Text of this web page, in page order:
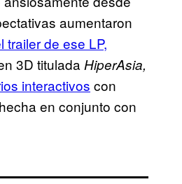
aumentaron
trailer de ese LP,
3D titulada HiperAsia,
interactivos con
en conjunto con